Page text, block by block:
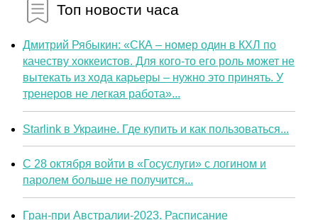
Топ новости часа
Дмитрий Рябыкин: «СКА – номер один в КХЛ по
качеству хоккеистов. Для кого-то его роль может не
вытекать из хода карьеры – нужно это принять. У
тренеров не легкая работа»...
Starlink в Украине. Где купить и как пользоваться...
С 28 октября войти в «Госуслуги» с логином и
паролем больше не получится...
Гран-при Австралии-2023. Расписание